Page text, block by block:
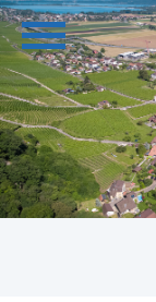
Aller au contenu